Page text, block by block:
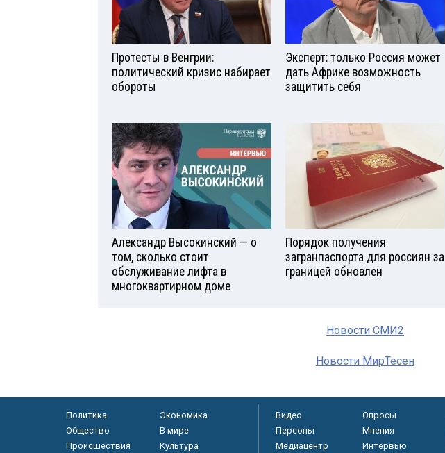
Протесты в Венгрии:
политический кризис набирает
обороты
Эксперт: только Россия может
дать Африке возможность
защитить себя
Александр Высокинский — о
том, сколько стоит
обслуживание лифта в
многоквартирном доме
Порядок получения
загранпаспорта для россиян за
границей обновлен
Новости СМИ2
Новости МирТесен
Политика
Экономика
Общество
В мире
Происшествия
Культура
Видео Опросы
Персоны
Мнения
Медиацентр
Интервью